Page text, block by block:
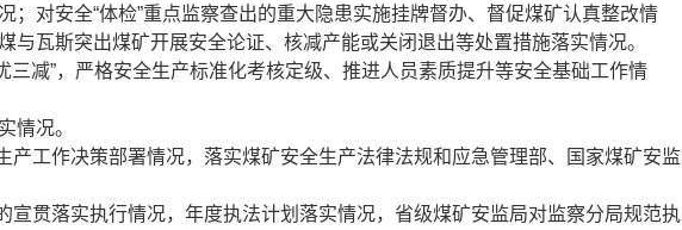
；对安全“体检”重点监察查出的重大隐患实施挂牌督办、督促煤矿认真整改情
与瓦斯突出煤矿开展安全论证、核减产能或关闭退出等处置措施落实情况。
三减”，严格安全生产标准化考核定级、推进人员素质提升等安全基础工作情
情况。
产工作决策部署情况，落实煤矿安全生产法律法规和应急管理部、国家煤矿安监
宣贯落实执行情况，年度执法计划落实情况，省级煤矿安监局对监察分局规范执